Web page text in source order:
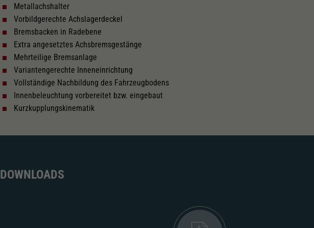
2222
Wechselstromschleifer
nachrüstbar
Metallachshalter
Vorbildgerechte Achslagerdeckel
Bremsbacken in Radebene
Extra angesetztes Achsbremsgestänge
Mehrteilige Bremsanlage
Variantengerechte Inneneinrichtung
Vollständige Nachbildung des Fahrzeugbodens
Innenbeleuchtung vorbereitet bzw. eingebaut
Kurzkupplungskinematik
DOWNLOADS